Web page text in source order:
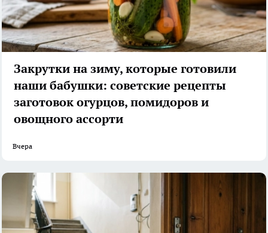
Закрутки на зиму, которые готовили
наши бабушки: советские рецепты
заготовок огурцов, помидоров и
овощного ассорти
Вчера